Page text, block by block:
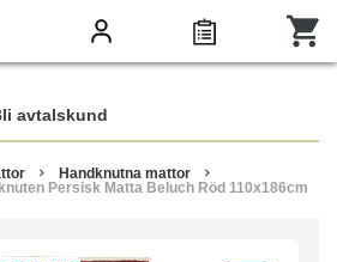
avtalskund
Handknutna mattor
Persisk Matta Beluch Röd 110x186cm